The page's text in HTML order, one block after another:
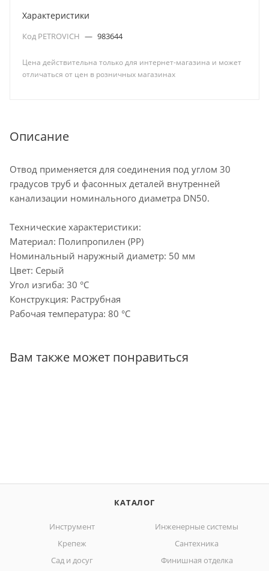
Характеристики
Код PETROVICH — 983644
Цена действительна только для интернет-магазина и может
отличаться от цен в розничных магазинах
Описание
Отвод применяется для соединения под углом 30
градусов труб и фасонных деталей внутренней
канализации номинального диаметра DN50.
Технические характеристики:
Материал: Полипропилен (PP)
Номинальный наружный диаметр: 50 мм
Цвет: Серый
Угол изгиба: 30 °С
Конструкция: Раструбная
Рабочая температура: 80 °С
Вам также может понравиться
КАТАЛОГ
Инструмент
Инженерные системы
Крепеж
Сантехника
Сад и досуг
Финишная отделка